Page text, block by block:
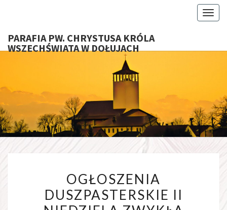
PARAFIA PW. CHRYSTUSA KRÓLA
WSZECHŚWIATA W DOŁUJACH
W
DUSZPASTERSKIE
OGŁOSZENIA
DUSZPASTERSKIE II